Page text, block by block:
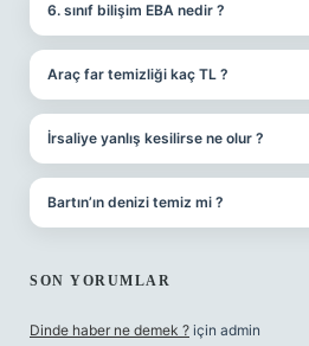
6. sınıf bilişim EBA nedir ?
Araç far temizliği kaç TL ?
İrsaliye yanlış kesilirse ne olur ?
Bartın’ın denizi temiz mi ?
SON YORUMLAR
Dinde haber ne demek ? için admin